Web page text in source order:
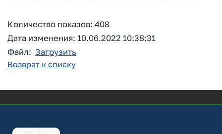
Количество показов: 408
Дата изменения: 10.06.2022 10:38:31
Файл: Загрузить
Возврат к списку